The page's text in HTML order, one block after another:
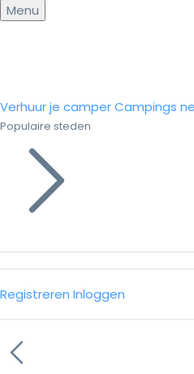
Menu
Verhuur je camperCampings
Populaire steden
Registreren Inloggen